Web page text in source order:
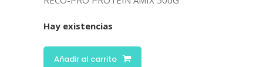
Hay existencias
Añadir al carrito